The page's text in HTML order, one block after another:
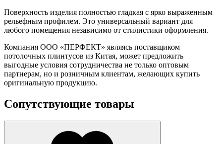
Поверхность изделия полностью гладкая с ярко выраженным
рельефным профилем. Это универсальный вариант для
любого помещения независимо от стилистики оформления.
Компания ООО «ПЕРФЕКТ» являясь поставщиком
потолочных плинтусов из Китая, может предложить
выгодные условия сотрудничества не только оптовым
партнерам, но и розничным клиентам, желающих купить
оригинальную продукцию.
Сопутствующие товары